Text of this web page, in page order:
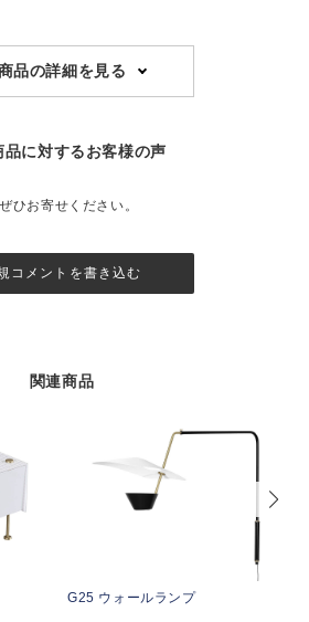
品の詳細を見る
品に対するお客様の声
ひお寄せください。
コメントを書き込む
関連商品
G25 ウォールランプ